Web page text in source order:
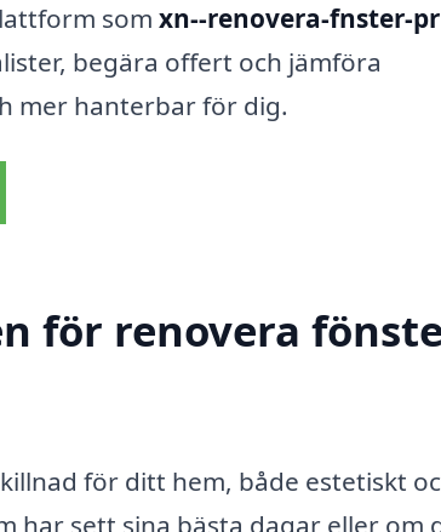
som xn--renovera-fnster-
begära offert och jämföra
mer hanterbar för dig.
för renovera
för ditt hem, både estetiskt
har sett sina bästa dagar eller om